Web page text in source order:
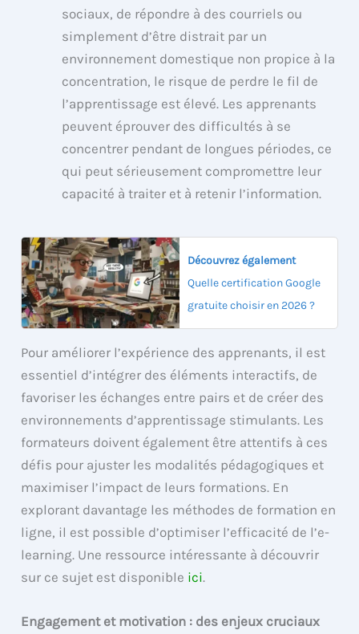
sociaux, de répondre à des courriels ou
simplement d’être distrait par un
environnement domestique non propice à la
concentration, le risque de perdre le fil de
l’apprentissage est élevé. Les apprenants
peuvent éprouver des difficultés à se
concentrer pendant de longues périodes, ce
qui peut sérieusement compromettre leur
capacité à traiter et à retenir l’information.
Découvrez également
Quelle certification Google
gratuite choisir en 2026 ?
Pour améliorer l’expérience des apprenants, il est
essentiel d’intégrer des éléments interactifs, de
favoriser les échanges entre pairs et de créer des
environnements d’apprentissage stimulants. Les
formateurs doivent également être attentifs à ces
défis pour ajuster les modalités pédagogiques et
maximiser l’impact de leurs formations. En
explorant davantage les méthodes de formation en
ligne, il est possible d’optimiser l’efficacité de l’e-
learning. Une ressource intéressante à découvrir
sur ce sujet est disponible ici.
Engagement et motivation : des enjeux cruciaux